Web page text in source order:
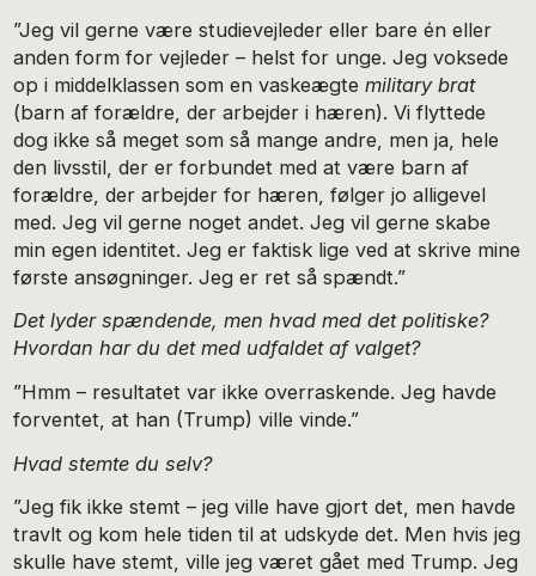
”Jeg vil gerne være studievejleder eller bare én eller
anden form for vejleder – helst for unge. Jeg voksede
op i middelklassen som en vaskeægtemilitary brat
(barn af forældre, der arbejder i hæren). Vi flyttede
dog ikke så meget som så mange andre, men ja, hele
den livsstil, der er forbundet med at være barn af
forældre, der arbejder for hæren, følger jo alligevel
med. Jeg vil gerne noget andet. Jeg vil gerne skabe
min egen identitet. Jeg er faktisk lige ved at skrive mine
første ansøgninger. Jeg er ret så spændt.”
Det lyder spændende, men hvad med det politiske?
Hvordan har du det med udfaldet af valget?
”Hmm – resultatet var ikke overraskende. Jeg havde
forventet, at han (Trump) ville vinde.”
Hvad stemte du selv?
”Jeg fik ikke stemt – jeg ville have gjort det, men havde
travlt og kom hele tiden til at udskyde det. Men hvis jeg
skulle have stemt, ville jeg været gået med Trump. Jeg